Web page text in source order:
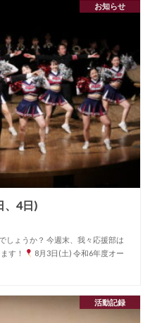
お知らせ
、4日)
しょうか？ 今週末、我々応援部は
す！
8月3日(土) 令和6年度オー
活動記録